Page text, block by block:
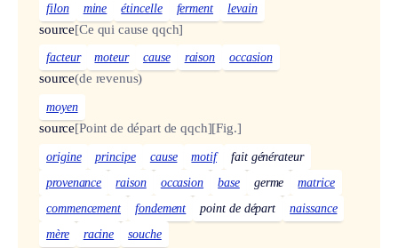
filon mine étincelle ferment levain
source[Ce qui cause qqch]
facteur moteur cause raison occasion
source(de revenus)
moyen
source[Point de départ de qqch][Fig.]
origine principe cause motif
fait générateur
provenance
raison occasion base germe
matrice
commencement
fondement point de départ
naissance
mère
racine souche